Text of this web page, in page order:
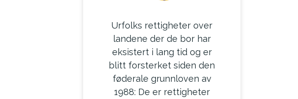
Urfolks rettigheter over
landene der de bor har
eksistert i lang tid og er
blitt forsterket siden den
føderale grunnloven av
1988: De er rettigheter